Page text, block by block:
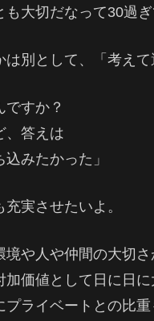
大切だなって30過ぎ
別として、「考えて
すか？
、答えは
みたかった」
実させたいよ。
や人や仲間の大切さ
価値として日に日に
ライベートとの比